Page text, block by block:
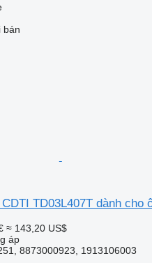
bán
TD03L407T dành cho
≈ 143,20 US$
áp
8873000923, 1913106003